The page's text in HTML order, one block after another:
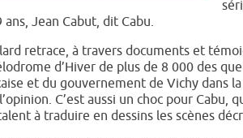
Jean Cabut, dit Cabu.
retrace, à travers documents et
d’Hiver de plus de 8 000 des
et du gouvernement de Vichy dans
C’est aussi un choc pour
à traduire en dessins les scènes